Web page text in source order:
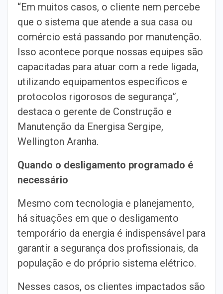
“Em muitos casos, o cliente nem percebe
que o sistema que atende a sua casa ou
comércio está passando por manutenção.
Isso acontece porque nossas equipes são
capacitadas para atuar com a rede ligada,
utilizando equipamentos específicos e
protocolos rigorosos de segurança”,
destaca o gerente de Construção e
Manutenção da Energisa Sergipe,
Wellington Aranha.
Quando o desligamento programado é
necessário
Mesmo com tecnologia e planejamento,
há situações em que o desligamento
temporário da energia é indispensável para
garantir a segurança dos profissionais, da
população e do próprio sistema elétrico.
Nesses casos, os clientes impactados são